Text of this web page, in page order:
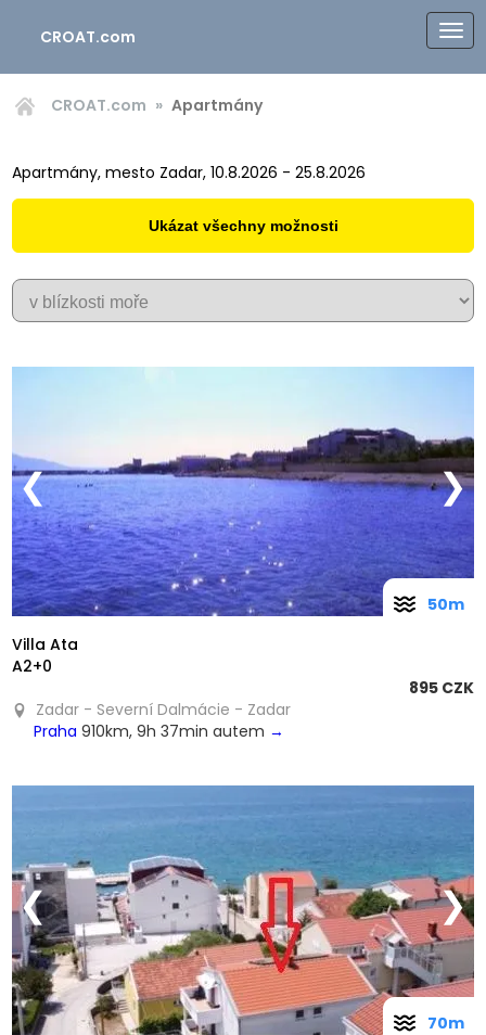
CROAT.com
CROAT.com Apartmány
Apartmány, mesto Zadar, 10.8.2026 - 25.8.2026
Ukázat všechny možnosti
❮ ❯
Villa Ata
A2+0
895 CZK
Zadar - Severní Dalmácie - Zadar
Praha 910km, 9h 37min autem →
50m
❮ ❯
70m